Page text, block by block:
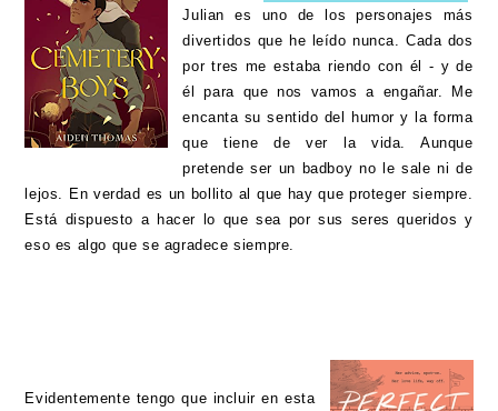
Julian es uno de los personajes más
divertidos que he leído nunca. Cada dos
por tres me estaba riendo con él - y de
él para que nos vamos a engañar. Me
encanta su sentido del humor y la forma
que tiene de ver la vida. Aunque
pretende ser un badboy no le sale ni de
lejos. En verdad es un bollito al que hay que proteger siempre.
Está dispuesto a hacer lo que sea por sus seres queridos y
eso es algo que se agradece siempre.
Evidentemente tengo que incluir en esta